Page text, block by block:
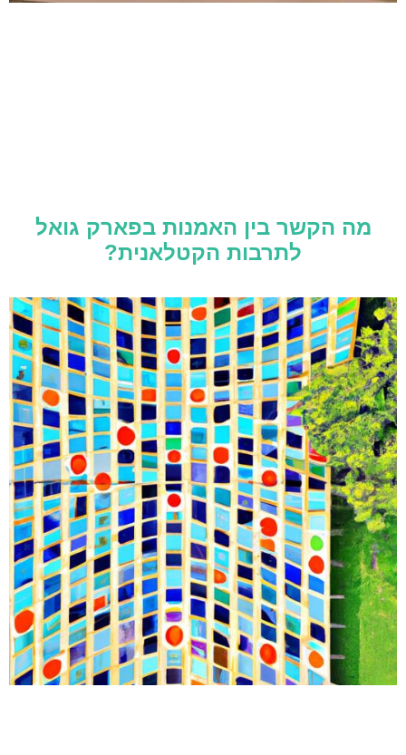
מה הקשר בין האמנות בפארק גואל
לתרבות הקטלאנית?